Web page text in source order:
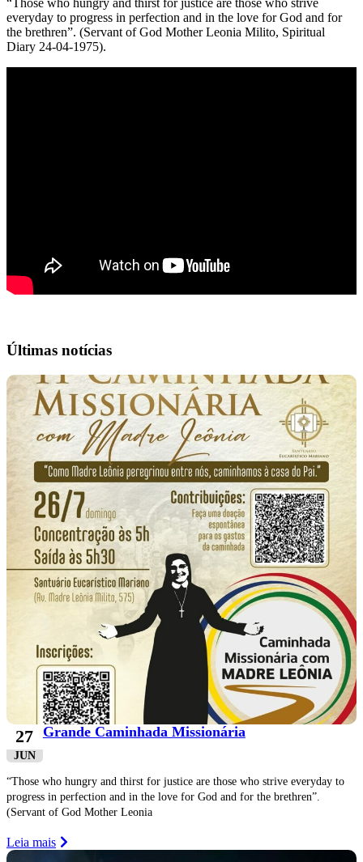
everyday to progress in perfection and in the love for God and for
the brethren”. (Servant of God Mother Leonia Milito, Spiritual
Diary 24-04-1975).
Últimas notícias
27
JUN
Grande Caminhada Missionária
“Those who hungry and thirst for justice are those who strive everyday to
progress in perfection and in the love for God and for the brethren”.
(Servant of God Mother Leonia
Leia mais